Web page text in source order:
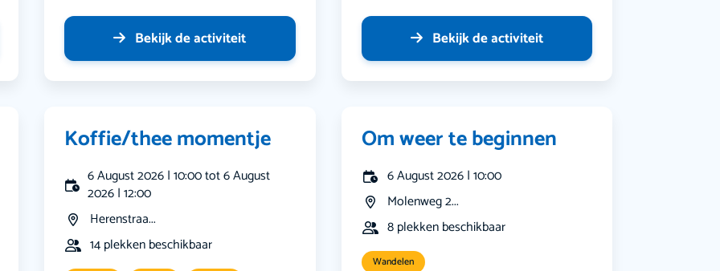
Bekijk de activiteit Bekijk de activiteit
Koffie/thee momentje
6 August 2026 | 10:00 tot 6 August
2026 | 12:00
Herenstraa...
14 plekken beschikbaar
Om weer te beginnen
6 August 2026 | 10:00
Molenweg 2...
8 plekken beschikbaar
Wandelen